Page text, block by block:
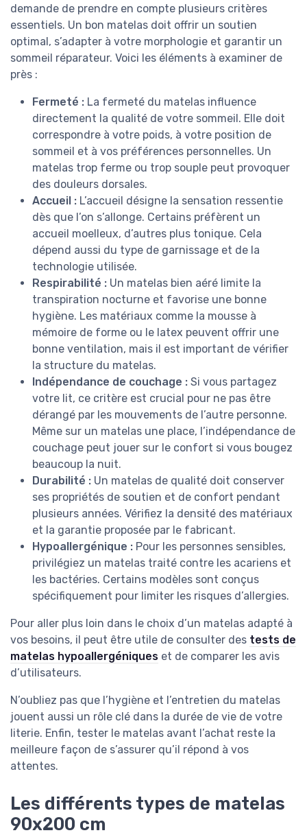
demande de prendre en compte plusieurs critères
essentiels. Un bon matelas doit offrir un soutien
optimal, s’adapter à votre morphologie et garantir un
sommeil réparateur. Voici les éléments à examiner de
près :
Fermeté : La fermeté du matelas influence
directement la qualité de votre sommeil. Elle doit
correspondre à votre poids, à votre position de
sommeil et à vos préférences personnelles. Un
matelas trop ferme ou trop souple peut provoquer
des douleurs dorsales.
Accueil : L’accueil désigne la sensation ressentie
dès que l’on s’allonge. Certains préfèrent un
accueil moelleux, d’autres plus tonique. Cela
dépend aussi du type de garnissage et de la
technologie utilisée.
Respirabilité : Un matelas bien aéré limite la
transpiration nocturne et favorise une bonne
hygiène. Les matériaux comme la mousse à
mémoire de forme ou le latex peuvent offrir une
bonne ventilation, mais il est important de vérifier
la structure du matelas.
Indépendance de couchage : Si vous partagez
votre lit, ce critère est crucial pour ne pas être
dérangé par les mouvements de l’autre personne.
Même sur un matelas une place, l’indépendance de
couchage peut jouer sur le confort si vous bougez
beaucoup la nuit.
Durabilité : Un matelas de qualité doit conserver
ses propriétés de soutien et de confort pendant
plusieurs années. Vérifiez la densité des matériaux
et la garantie proposée par le fabricant.
Hypoallergénique : Pour les personnes sensibles,
privilégiez un matelas traité contre les acariens et
les bactéries. Certains modèles sont conçus
spécifiquement pour limiter les risques d’allergies.
Pour aller plus loin dans le choix d’un matelas adapté à
vos besoins, il peut être utile de consulter des tests de
matelas hypoallergéniques et de comparer les avis
d’utilisateurs.
N’oubliez pas que l’hygiène et l’entretien du matelas
jouent aussi un rôle clé dans la durée de vie de votre
literie. Enfin, tester le matelas avant l’achat reste la
meilleure façon de s’assurer qu’il répond à vos
attentes.
Les différents types de matelas
90x200 cm